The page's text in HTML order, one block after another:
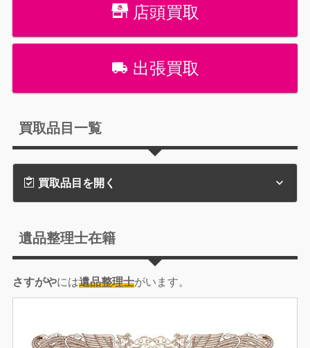
店頭買取
出張買取
買取品目一覧
買取品目を開く
遺品整理士在籍
さすがやには遺品整理士がいます。